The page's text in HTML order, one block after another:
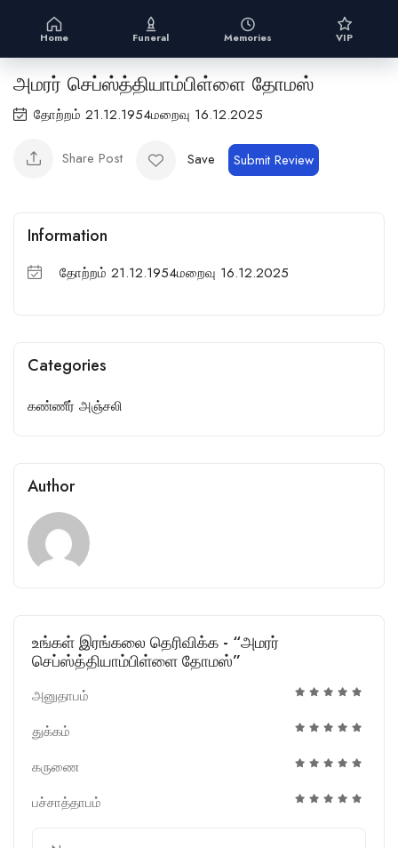
Home Funeral Memories VIP
அமரர் செப்ஸ்த்தியாம்பிள்ளை தோமஸ்
தோற்றம் 21.12.1954மறைவு 16.12.2025
Share Post Save Submit Review
Information
தோற்றம் 21.12.1954மறைவு 16.12.2025
Categories
கண்ணீர் அஞ்சலி
Author
உங்கள் இரங்கலை தெரிவிக்க - “அமரர்
செப்ஸ்த்தியாம்பிள்ளை தோமஸ்”
அனுதாபம்
துக்கம்
கருணை
பச்சாத்தாபம்